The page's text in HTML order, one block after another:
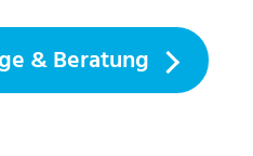
& Beratung